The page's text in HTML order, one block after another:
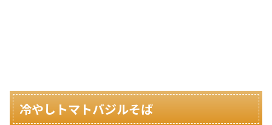
冷やしトマトバジルそば